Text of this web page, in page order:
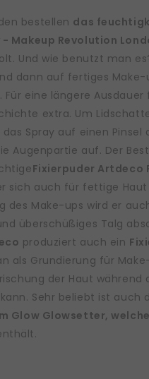
bestellen das
Makeup Revolution
Und wie benutzt man
dann auf fertiges Make-
Für eine längere Ausdauer
extra. Um
das Spray auf einen
Augenpartie auf. Der
Fixierpuder Artdeco
sich auch für fettige
des Make-ups wird er
überschüßiges Talg
produziert auch ein
als Grundierung für
der Haut während
Sehr beliebt ist auch
Glow Glowsetter,